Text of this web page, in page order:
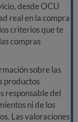
desde OCU
real en la compra
criterios que te
compras
sobre las
productos
responsable del
ni de los
Las valoraciones